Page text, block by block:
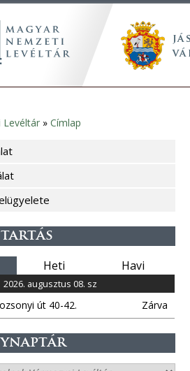
Levéltár » Címlap
tartás
Heti Havi
2026. augusztus 08. sz
út 40-42. Zárva